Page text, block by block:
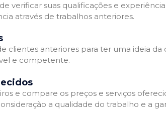
verificar suas qualificações e
através de trabalhos anteriores.
clientes anteriores para ter uma ideia
e competente.
e compare os preços e serviços
a qualidade do trabalho e a